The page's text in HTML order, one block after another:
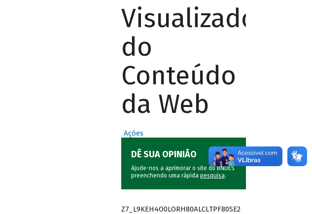
Visualizador
do
Conteúdo
da Web
Ações
DÊ SUA OPINIÃO
Ajude-nos a aprimorar o site do BNDES
preenchendo uma rápida pesquisa.
Z7_L9KEH4O0LORH80ALCLTPF80SE2